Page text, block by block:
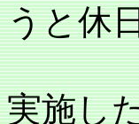
うと休
実施し